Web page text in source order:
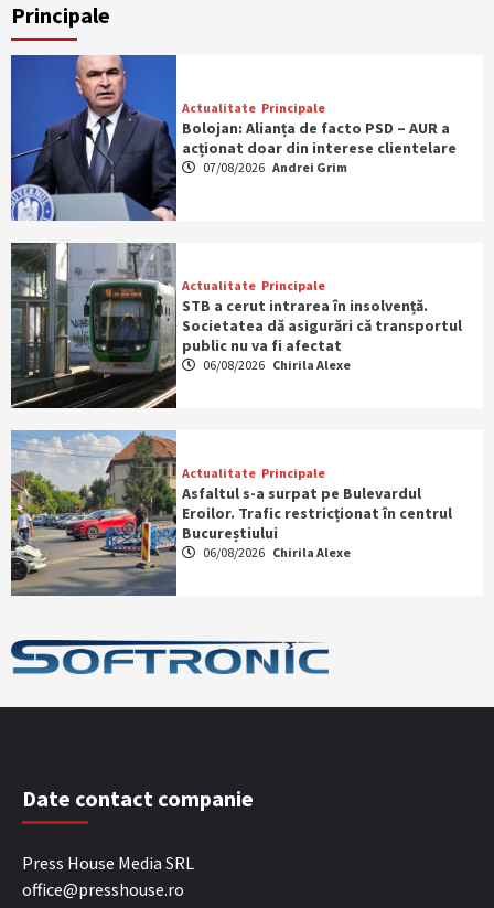
Principale
Actualitate Principale
Bolojan: Alianța de facto PSD – AUR a
acționat doar din interese clientelare
07/08/2026 Andrei Grim
Actualitate Principale
STB a cerut intrarea în insolvență.
Societatea dă asigurări că transportul
public nu va fi afectat
06/08/2026 Chirila Alexe
Actualitate Principale
Asfaltul s-a surpat pe Bulevardul
Eroilor. Trafic restricționat în centrul
Bucureștiului
06/08/2026 Chirila Alexe
Date contact companie
Press House Media SRL
office@presshouse.ro